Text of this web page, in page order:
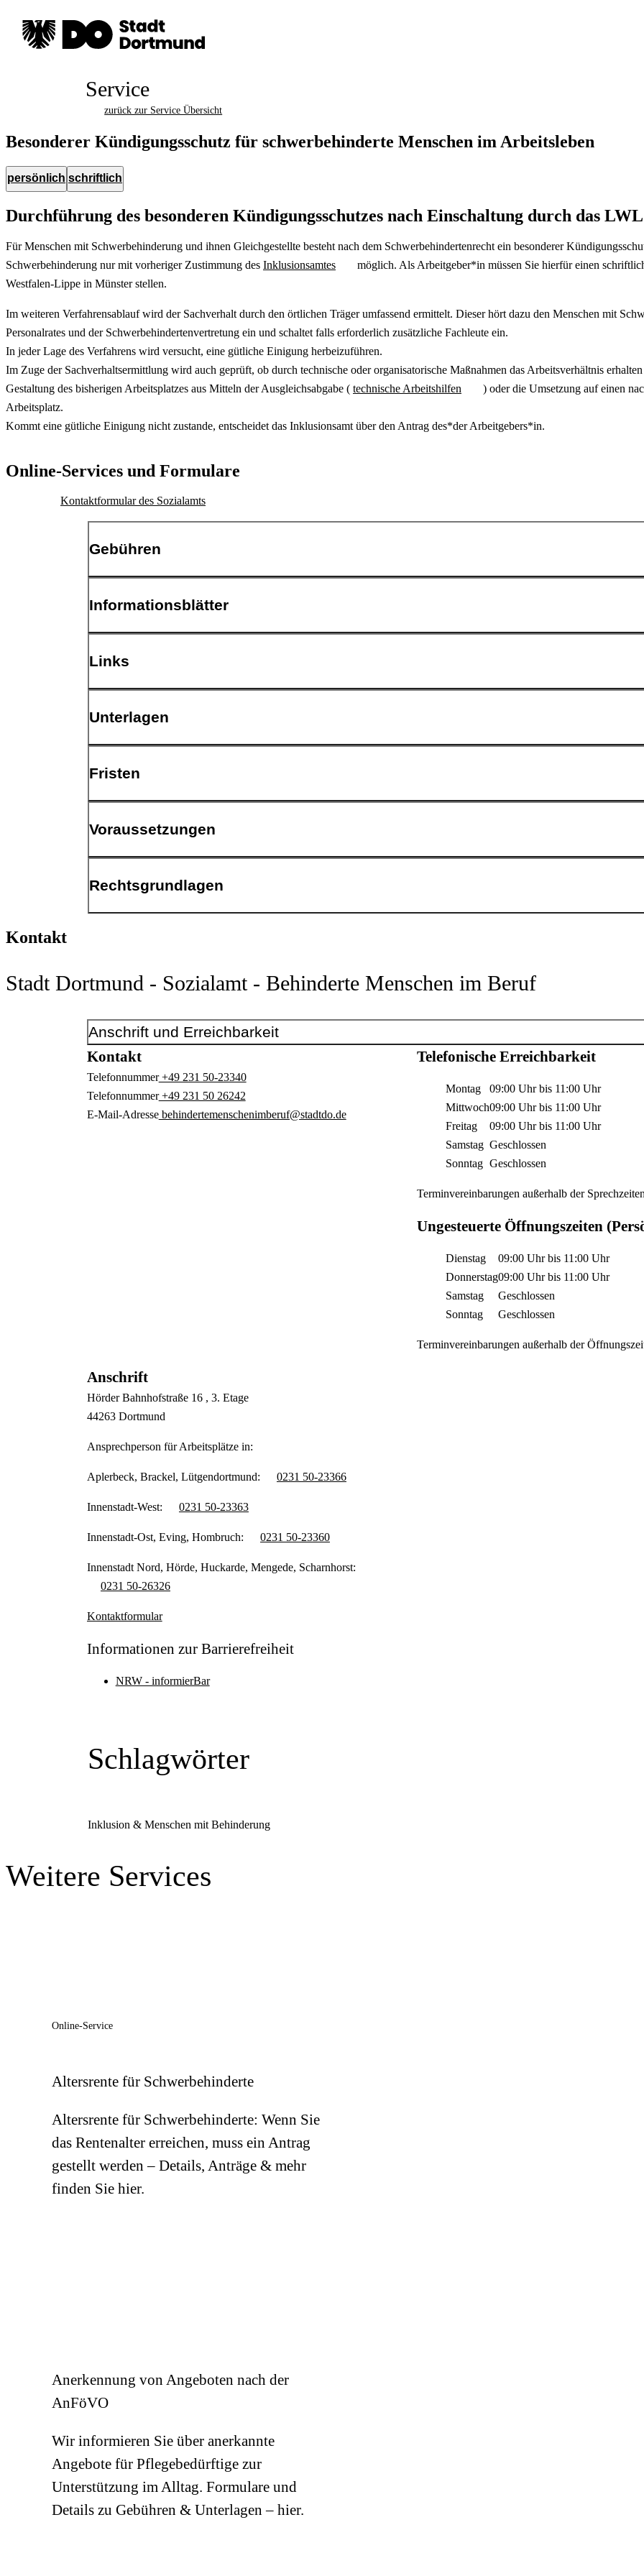
Service
zurück zur Service Übersicht
Besonderer Kündigungsschutz für schwerbehinderte Menschen im Arbeitsleben
persönlich schriftlich
Durchführung des besonderen Kündigungsschutzes nach Einschaltung durch das
Für Menschen mit Schwerbehinderung und ihnen Gleichgestellte besteht nach dem Schwerbehindertenrecht ein besonderer
Schwerbehinderung nur mit vorheriger Zustimmung des Inklusionsamtes
möglich. Als Arbeitgeber*in müssen Sie hierfür einen
Westfalen-Lippe in Münster stellen.
Im weiteren Verfahrensablauf wird der Sachverhalt durch den örtlichen Träger umfassend ermittelt. Dieser hört dazu den Menschen mit
Personalrates und der Schwerbehindertenvertretung ein und schaltet falls erforderlich zusätzliche Fachleute ein.
In jeder Lage des Verfahrens wird versucht, eine gütliche Einigung herbeizuführen.
Im Zuge der Sachverhaltsermittlung wird auch geprüft, ob durch technische oder organisatorische Maßnahmen das Arbeitsverhältnis
Gestaltung des bisherigen Arbeitsplatzes aus Mitteln der Ausgleichsabgabe ( technische Arbeitshilfen
) oder die Umsetzung auf einen
Arbeitsplatz.
Kommt eine gütliche Einigung nicht zustande, entscheidet das Inklusionsamt über den Antrag des*der Arbeitgebers*in.
Online-Services und Formulare
Kontaktformular des Sozialamts
Gebühren
Diese Leistung ist kostenfrei.
Informationsblätter
Links
Unterlagen
Antragsverfahren
Fristen
Antragsverfahren
Voraussetzungen
Schwerbehinderung (GdB von mindestens 50) oder Gleichstellung der/des Beschäftigten durch die Agentur für
Bestehen eines Arbeitsverhältnisses seit mindestens sechs Monaten.
Rechtsgrundlagen
Kontakt
Stadt Dortmund - Sozialamt - Behinderte Menschen im Beruf
Anschrift und Erreichbarkeit
Kontakt
Telefonnummer+49 231 50-23340
Telefonnummer+49 231 50 26242
E-Mail-Adressebehindertemenschenimberuf@stadtdo.de
Anschrift
Hörder Bahnhofstraße 16 , 3. Etage
44263 Dortmund
Ansprechperson für Arbeitsplätze in:
Aplerbeck, Brackel, Lütgendortmund: 0231 50-23366
Innenstadt-West: 0231 50-23363
Innenstadt-Ost, Eving, Hombruch: 0231 50-23360
Innenstadt Nord, Hörde, Huckarde, Mengede, Scharnhorst:
0231 50-26326
Kontaktformular
Informationen zur Barrierefreiheit
NRW - informierBar
Telefonische Erreichbarkeit
Montag 09:00 Uhrbis 11:00 Uhr
Mittwoch09:00 Uhrbis 11:00 Uhr
Freitag
09:00 Uhrbis 11:00 Uhr
Samstag Geschlossen
Sonntag Geschlossen
Terminvereinbarungen außerhalb der
Ungesteuerte Öffnungszeiten
Dienstag 09:00 Uhrbis 11:00 Uhr
Donnerstag09:00 Uhrbis 11:00 Uhr
Samstag
Geschlossen
Sonntag
Geschlossen
Terminvereinbarungen außerhalb der
Schlagwörter
Inklusion & Menschen mit Behinderung
Weitere Services
Online-Service
Altersrente für Schwerbehinderte
Altersrente für Schwerbehinderte: Wenn Sie
das Rentenalter erreichen, muss ein Antrag
gestellt werden – Details, Anträge & mehr
finden Sie hier.
Anerkennung von Angeboten nach der
AnFöVO
Wir informieren Sie über anerkannte
Angebote für Pflegebedürftige zur
Unterstützung im Alltag. Formulare und
Details zu Gebühren & Unterlagen – hier.